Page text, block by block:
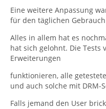
Eine weitere Anpassung
für den täglichen
Alles in allem hat es
hat sich gelohnt. Die
Erweiterungen
funktionieren, alle
und auch solche mit DRM-
Falls jemand den User